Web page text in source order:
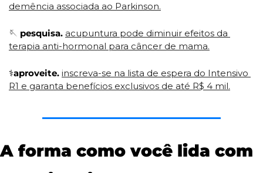
demência associada ao Parkinson.
🪡 pesquisa. acupuntura pode diminuir efeitos da
terapia anti-hormonal para câncer de mama.
⚕aproveite. inscreva-se na lista de espera do Intensivo
R1 e garanta benefícios exclusivos de até R$ 4 mil.
A forma como você lida com